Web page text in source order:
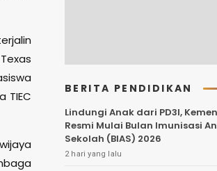
TIEC
BERITA PENDIDIKAN
Lindungi Anak dari PD3I,
Resmi Mulai Bulan Imunisasi
Sekolah (BIAS) 2026
2 hari yang lalu